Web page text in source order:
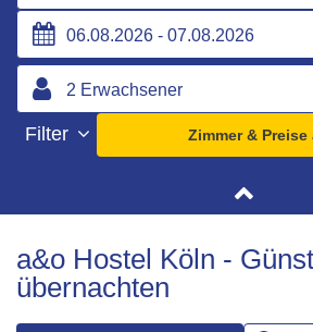
Filter Zimmer & Preise
a&o Hostel Köln -
übernachten